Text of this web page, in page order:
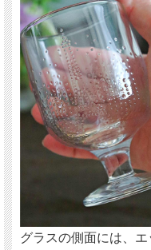
グラスの側面には、